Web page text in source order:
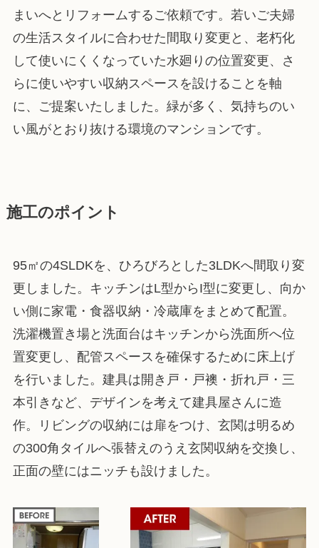
まいへとリフォームするご依頼です。若いご夫婦
の生活スタイルに合わせた間取り変更と、老朽化
して使いにくくなっていた水廻りの位置変更、さ
らに使いやすい収納スペースを設けることを軸
に、ご提案いたしました。緑が多く、気持ちのい
い風がとおり抜ける環境のマンションです。
施工のポイント
95㎡の4SLDKを、ひろびろとした3LDKへ間取り変
更しました。キッチンはL型からI型に変更し、向か
い側に家電・食器収納・冷蔵庫をまとめて配置。
洗濯機置き場と洗面台はキッチンから洗面所へ位
置変更し、配管スペースを確保するために床上げ
を行いました。建具は開き戸・戸襖・折れ戸・三
本引きなど、デザインを考えて建具屋さんに造
作。リビングの収納には扉をつけ、玄関は明るめ
の300角タイルへ張替えのうえ玄関収納を交換し、
正面の壁にはニッチも設けました。